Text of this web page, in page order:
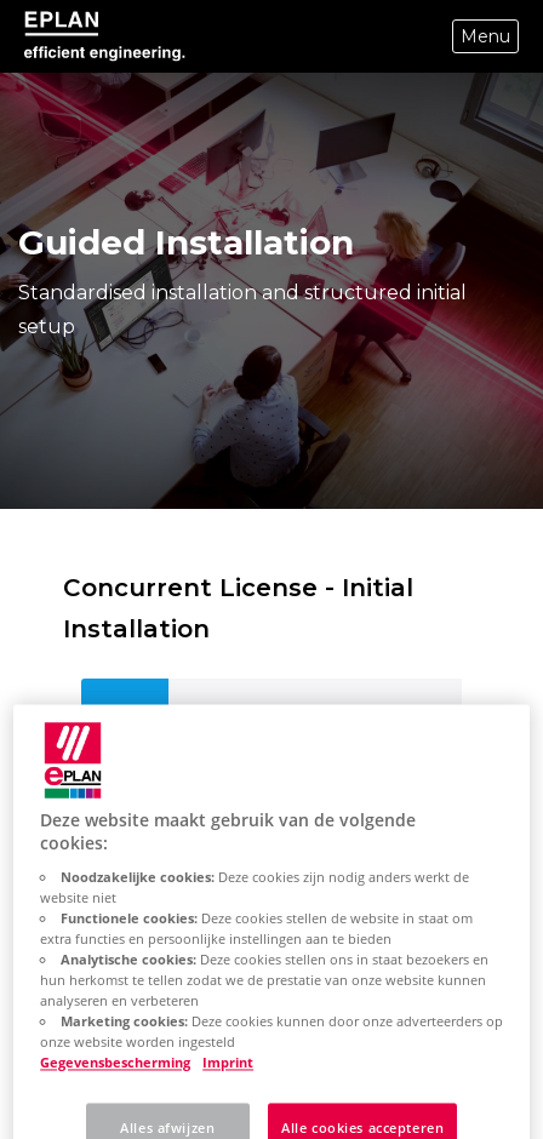
epulse.com home
Menu
Guided Installation
Standardised installation and structured initial
setup
Concurrent License - Initial
Installation
requirements
Hardware requirements
Software requirements
Installation
Deze website maakt gebruik van de volgende
cookies:
Noodzakelijke cookies:Deze cookies zijn nodig anders werkt de
website niet
Functionele cookies:Deze cookies stellen de website in staat om
extra functies en persoonlijke instellingen aan te bieden
Analytische cookies:Deze cookies stellen ons in staat bezoekers en
hun herkomst te tellen zodat we de prestatie van onze website kunnen
analyseren en verbeteren
Marketing cookies:Deze cookies kunnen door onze adverteerders op
onze website worden ingesteld
Gegevensbescherming
Imprint
Alles afwijzen Alle cookies accepteren